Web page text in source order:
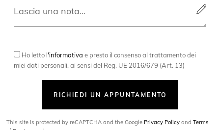
Ho letto l'informativa e presto il consenso al trattamento dei
miei dati personali, ai sensi del Reg. UE 2016/679 (Art. 13)
RICHIEDI UN APPUNTAMENTO
This site is protected by reCAPTCHA and the Google Privacy Policy andTerms